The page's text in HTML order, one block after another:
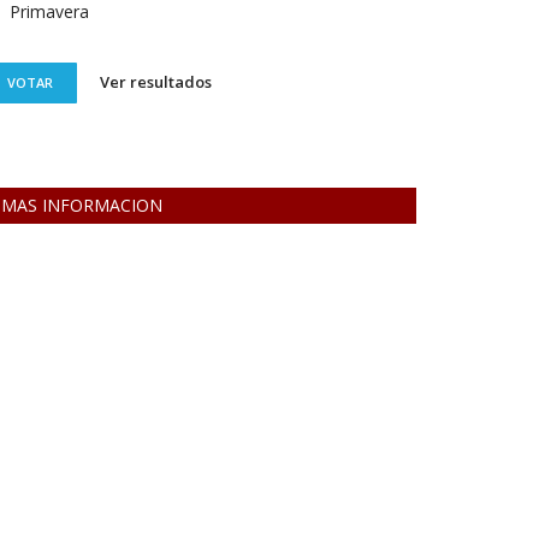
Primavera
VOTAR Ver resultados
MAS INFORMACION